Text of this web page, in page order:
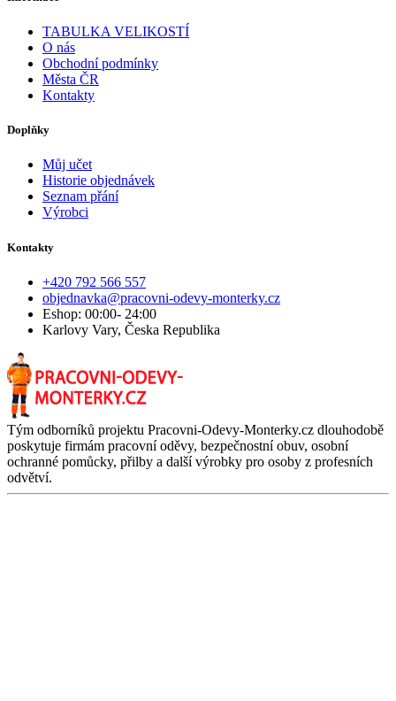
TABULKA VELIKOSTÍ
O nás
Obchodní podmínky
Města ČR
Kontakty
Doplňky
Můj učet
Historie objednávek
Seznam přání
Výrobci
Kontakty
+420 792 566 557
objednavka@pracovni-odevy-monterky.cz
Eshop: 00:00- 24:00
Karlovy Vary, Česka Republika
Tým odborníků projektu Pracovni-Odevy-Monterky.cz dlouhodobě
poskytuje firmám pracovní oděvy, bezpečnostní obuv, osobní
ochranné pomůcky, přilby a další výrobky pro osoby z profesních
odvětví.